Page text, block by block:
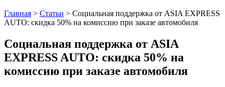
Главная > Статьи > Социальная поддержка от ASIA EXPRESS
AUTO: скидка 50% на комиссию при заказе автомобиля
Социальная поддержка от ASIA
EXPRESS AUTO: скидка 50% на
комиссию при заказе автомобиля